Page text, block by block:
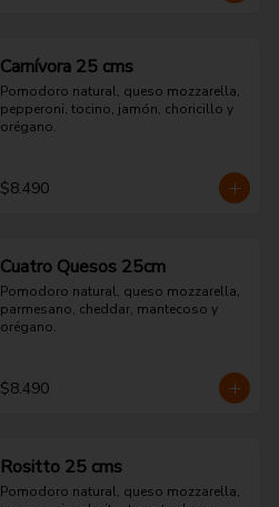
Carnívora 25 cms
Pomodoro natural, queso mozzarella,
pepperoni, tocino, jamón, choricillo y
orégano.
$8.490
Cuatro Quesos 25cm
Pomodoro natural, queso mozzarella,
parmesano, cheddar, mantecoso y
orégano.
$8.490
Rositto 25 cms
Pomodoro natural, queso mozzarella,